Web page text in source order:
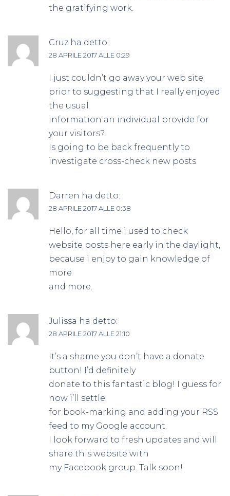
the gratifying work.
Cruz ha detto:
28 APRILE 2017 ALLE 0:29
I just couldn’t go away your web site
prior to suggesting that I really enjoyed
the usual
information an individual provide for
your visitors?
Is going to be back frequently to
investigate cross-check new posts
Darren ha detto:
28 APRILE 2017 ALLE 0:38
Hello, for all time i used to check
website posts here early in the daylight,
because i enjoy to gain knowledge of
more
and more.
Julissa ha detto:
28 APRILE 2017 ALLE 21:10
It’s a shame you don’t have a donate
button! I’d definitely
donate to this fantastic blog! I guess for
now i’ll settle
for book-marking and adding your RSS
feed to my Google account.
I look forward to fresh updates and will
share this website with
my Facebook group. Talk soon!